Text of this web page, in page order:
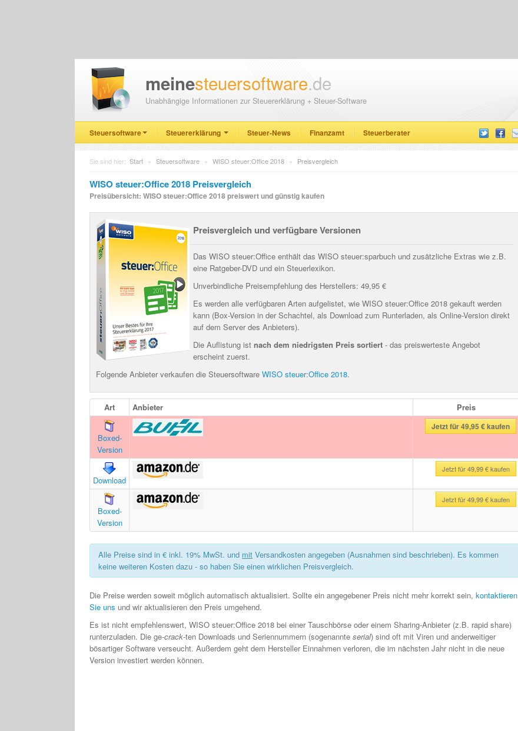
meinesteuersoftware.de
Unabhängige Informationen zur Steuererklärung + Steuer-Software
Steuersoftware Steuererklärung Steuer-News Finanzamt Steuerberater
Sie sind hier: Start » Steuersoftware » WISO steuer:Office 2018 » Preisvergleich
WISO steuer:Office 2018 Preisvergleich
Preisübersicht: WISO steuer:Office 2018 preiswert und günstig kaufen
Preisvergleich und verfügbare Versionen
Das WISO steuer:Office enthält das WISO steuer:sparbuch und zusätzliche Extras wie z.B.
eine Ratgeber-DVD und ein Steuerlexikon.
Unverbindliche Preisempfehlung des Herstellers: 49,95 €
Es werden alle verfügbaren Arten aufgelistet, wie WISO steuer:Office 2018 gekauft werden
kann (Box-Version in der Schachtel, als Download zum Runterladen, als Online-Version direkt
auf dem Server des Anbieters).
Die Auflistung ist nach dem niedrigsten Preis sortiert - das preiswerteste Angebot
erscheint zuerst.
Folgende Anbieter verkaufen die Steuersoftware WISO steuer:Office 2018.
Art Anbieter Preis
Boxed-
Version
Jetzt für 49,95 € kaufen
Download
Jetzt für 49,99 € kaufen
Boxed-
Version
Jetzt für 49,99 € kaufen
Alle Preise sind in € inkl. 19% MwSt. und mit Versandkosten angegeben (Ausnahmen sind beschrieben). Es kommen
keine weiteren Kosten dazu - so haben Sie einen wirklichen Preisvergleich.
Die Preise werden soweit möglich automatisch aktualisiert. Sollte ein angegebener Preis nicht mehr korrekt sein, kontaktieren
Sie uns und wir aktualisieren den Preis umgehend.
Es ist nicht empfehlenswert, WISO steuer:Office 2018 bei einer Tauschbörse oder einem Sharing-Anbieter (z.B. rapid share)
runterzuladen. Die ge-crack-ten Downloads und Seriennummern (sogenannte serial) sind oft mit Viren und anderweitiger
bösartiger Software verseucht. Außerdem geht dem Hersteller Einnahmen verloren, die im nächsten Jahr nicht in die neue
Version investiert werden können.